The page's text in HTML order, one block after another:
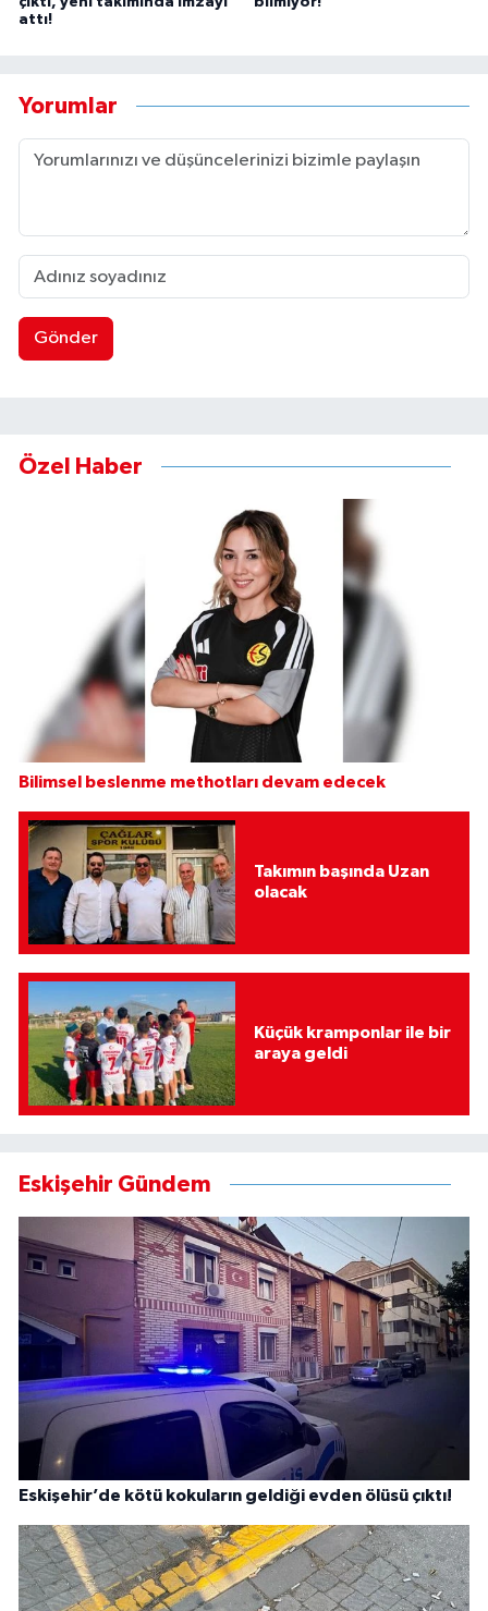
attı!
Yorumlar
Gönder
Özel Haber
Bilimsel beslenme methotları devam edecek
Takımın başında Uzan
olacak
Küçük kramponlar ile bir
araya geldi
Eskişehir Gündem
Eskişehir’de kötü kokuların geldiği evden ölüsü çıktı!